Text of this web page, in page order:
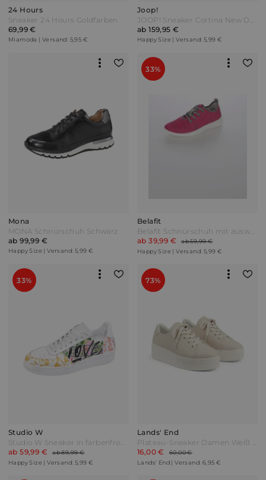
24 Hours
Sneaker 24 Hours Goldfarben
69,99 €
Miamoda | Versand: 5,95 €
Joop!
JOOP! Sneaker Cortina New Daphne Off-white Weiß
ab 159,95 €
Happy Size | Versand: 5,99 €
Mona
MONA Schnürschuh Schwarz
ab 99,99 €
Happy Size | Versand: 5,99 €
33%
Belafit
Belafit Schnürschuh mit auswechselbarer Einlage Pink
ab 39,99 €
ab 59,99 €
Happy Size | Versand: 5,99 €
33%
Studio W
Studio W Sneaker in farbenfroher Optik Weiß/Multicolor
ab 59,99 €
ab 89,99 €
Happy Size | Versand: 5,99 €
73%
Lands' End
Plateau-Sneaker Damen Weiß by Lands' End
16,00 €
60,00 €
Lands' End | Versand: 6,95 €